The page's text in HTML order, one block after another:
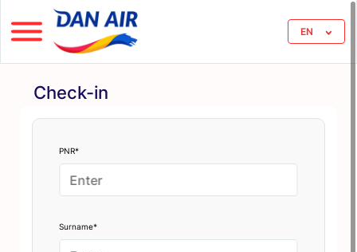
EN
Check-in
PNR*
Surname*